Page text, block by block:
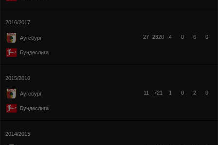
2016/2017
Аугсбург
Бундеслига
27 2320 4 0 6 0
2015/2016
Аугсбург
Бундеслига
11 721 1 0 2 0
2014/2015